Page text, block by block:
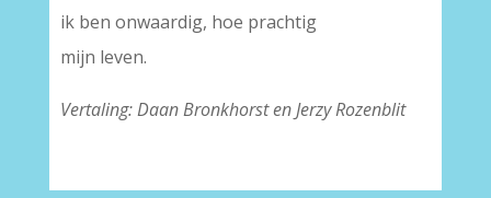
ik ben onwaardig, hoe prachtig
mijn leven.
Vertaling: Daan Bronkhorst en Jerzy Rozenblit